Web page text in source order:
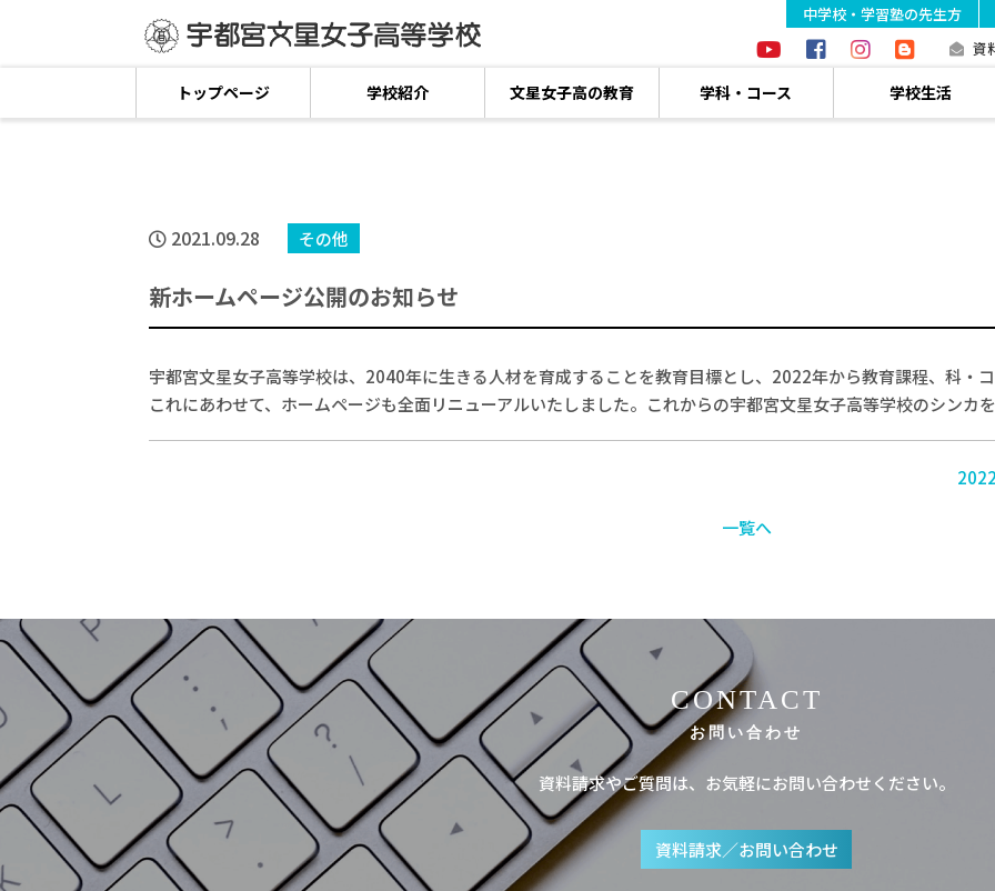
中学校・学習塾の先生方
資
トップページ 学校紹介 文星女子高の教育 学科・コース 学校生活
2021.09.28 その他
新ホームページ公開のお知らせ
宇都宮文星女子高等学校は、2040年に生きる人材を育成することを教育目標とし、2022年から教育課程、科・
これにあわせて、ホームページも全面リニューアルいたしました。これからの宇都宮文星女子高等学校のシンカ
一覧へ
CONTACT
お問い合わせ
資料請求やご質問は、お気軽にお問い合わせください。
資料請求／お問い合わせ